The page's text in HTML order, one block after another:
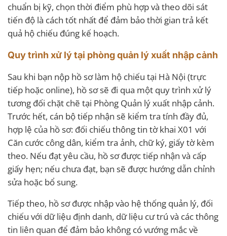
chuẩn bị kỹ, chọn thời điểm phù hợp và theo dõi sát
tiến độ là cách tốt nhất để đảm bảo thời gian trả kết
quả hộ chiếu đúng kế hoạch.
Quy trình xử lý tại phòng quản lý xuất nhập cảnh
Sau khi bạn nộp hồ sơ làm hộ chiếu tại Hà Nội (trực
tiếp hoặc online), hồ sơ sẽ đi qua một quy trình xử lý
tương đối chặt chẽ tại Phòng Quản lý xuất nhập cảnh.
Trước hết, cán bộ tiếp nhận sẽ kiểm tra tính đầy đủ,
hợp lệ của hồ sơ: đối chiếu thông tin tờ khai X01 với
Căn cước công dân, kiểm tra ảnh, chữ ký, giấy tờ kèm
theo. Nếu đạt yêu cầu, hồ sơ được tiếp nhận và cấp
giấy hẹn; nếu chưa đạt, bạn sẽ được hướng dẫn chỉnh
sửa hoặc bổ sung.
Tiếp theo, hồ sơ được nhập vào hệ thống quản lý, đối
chiếu với dữ liệu định danh, dữ liệu cư trú và các thông
tin liên quan để đảm bảo không có vướng mắc về